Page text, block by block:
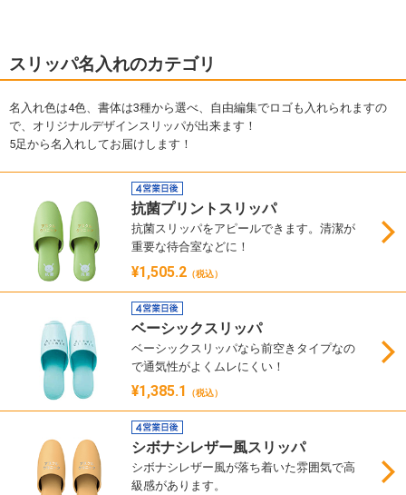
スリッパ名入れのカテゴリ
名入れ色は4色、書体は3種から選べ、自由編集でロゴも入れられますの
で、オリジナルデザインスリッパが出来ます！
5足から名入れしてお届けします！
抗菌プリントスリッパ
抗菌スリッパをアピールできます。清潔が
重要な待合室などに！
¥1,505.2 （税込）
ベーシックスリッパ
ベーシックスリッパなら前空きタイプなの
で通気性がよくムレにくい！
¥1,385.1 （税込）
シボナシレザー風スリッパ
シボナシレザー風が落ち着いた雰囲気で高
級感があります。